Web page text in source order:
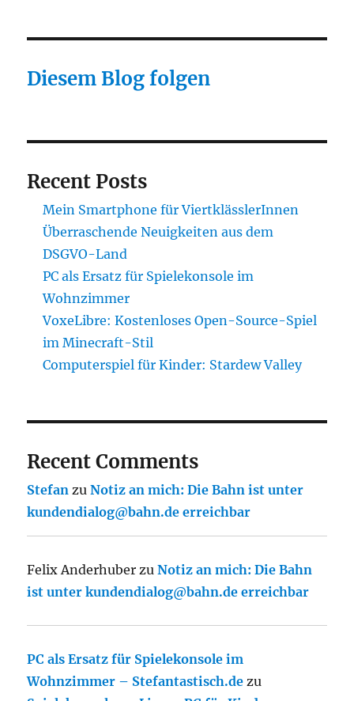
Diesem Blog folgen
Recent Posts
Mein Smartphone für ViertklässlerInnen
Überraschende Neuigkeiten aus dem
DSGVO-Land
PC als Ersatz für Spielekonsole im
Wohnzimmer
VoxeLibre: Kostenloses Open-Source-Spiel
im Minecraft-Stil
Computerspiel für Kinder: Stardew Valley
Recent Comments
Stefan zuNotiz an mich: Die Bahn ist unter
kundendialog@bahn.de erreichbar
Felix Anderhuber zuNotiz an mich: Die Bahn
ist unter kundendialog@bahn.de erreichbar
PC als Ersatz für Spielekonsole im
Wohnzimmer – Stefantastisch.de zu